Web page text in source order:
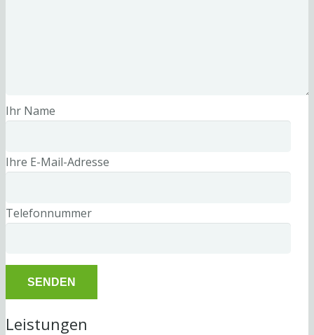
Ihr Name
Ihre E-Mail-Adresse
Telefonnummer
Leistungen